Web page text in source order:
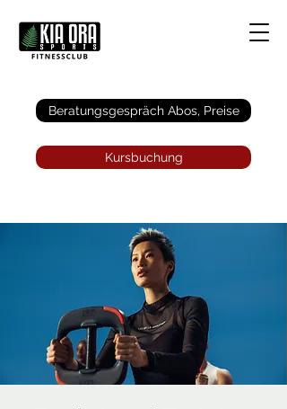
Beratungsgespräch Abos, Preise
Kursbuchung